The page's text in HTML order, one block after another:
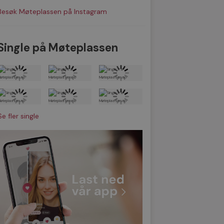
Møteplassen på Instagram
på Møteplassen
fler single